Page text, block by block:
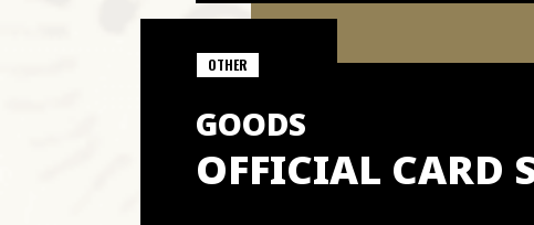
GOODS
OFFICIAL CARD
OTHER